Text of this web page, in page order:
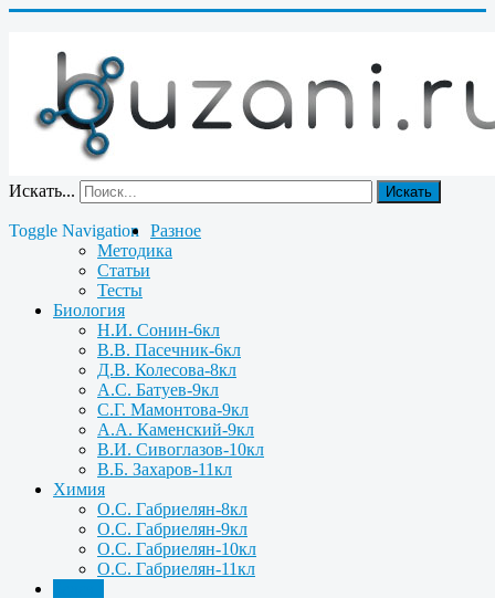
Искать... Искать
Toggle Navigation
Разное
Методика
Статьи
Тесты
Биология
Н.И. Сонин-6кл
В.В. Пасечник-6кл
Д.В. Колесова-8кл
А.С. Батуев-9кл
С.Г. Мамонтова-9кл
А.А. Каменский-9кл
В.И. Сивоглазов-10кл
В.Б. Захаров-11кл
Химия
О.С. Габриелян-8кл
О.С. Габриелян-9кл
О.С. Габриелян-10кл
О.С. Габриелян-11кл